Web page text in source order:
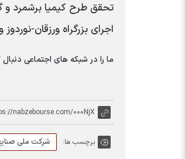
تحقق طرح کیمیا برشمرد و
اجرای بزرگراه ورزقان-
ما را در شبکه های اجتماعی دنبال
nabzebourse.com/000NjX
برچسب ها: شرکت ملی